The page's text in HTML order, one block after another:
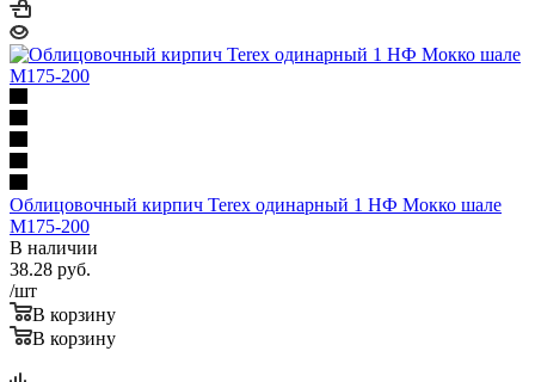
Облицовочный кирпич Terex одинарный 1 НФ Мокко шале
М175-200
В наличии
38.28 руб.
/шт
В корзину
В корзину